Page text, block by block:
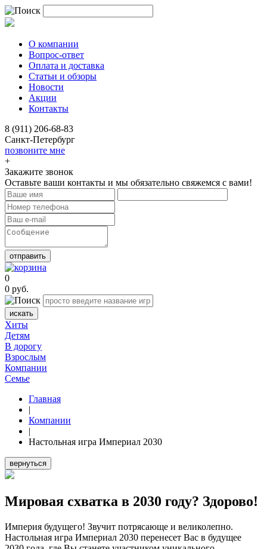
О компании
Вопрос-ответ
Оплата и доставка
Статьи и обзоры
Новости
Акции
Контакты
8 (911) 206-68-83
Санкт-Петербург
позвоните мне
+
Закажите звонок
Оставьте ваши контакты и мы обязательно свяжемся с вами!
отправить
0
0 руб.
искать
Хиты
Детям
В дорогу
Взрослым
Компании
Семье
Главная
|
Компании
|
Настольная игра Империал 2030
вернуться
Мировая схватка в 2030 году? Здорово!
Империя будущего! Звучит потрясающе и великолепно.
Настольная игра Империал 2030 перенесет Вас в будущее